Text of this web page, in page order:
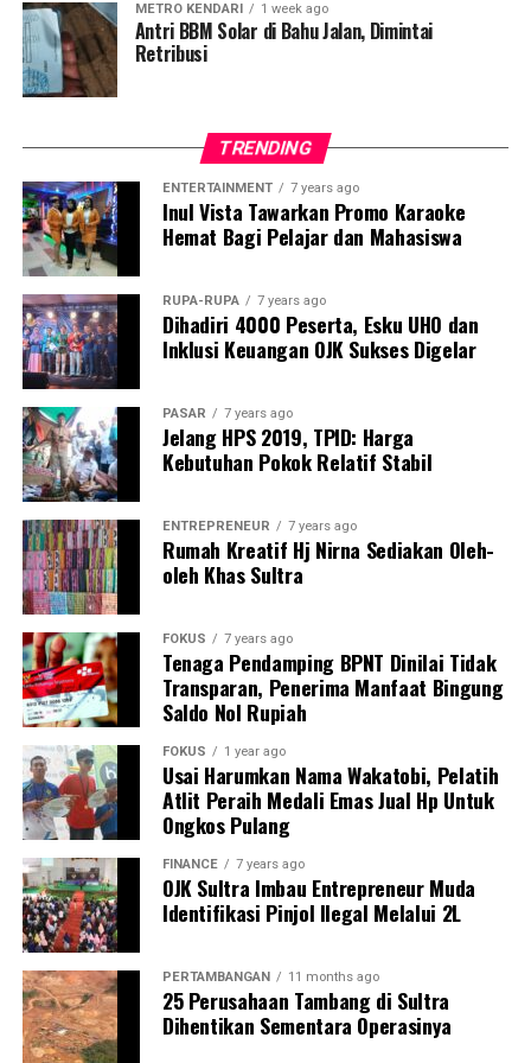
Sumber : kemenpar.go.id
Laporan : Icha
Editor : Tam
Hal ini akan menjadi syarat utama peran penghubung
(Hub) Maritim di wilayah ini. ”Misi ini adalah misa
bersama Kota Baubau dan Kabupaten sekitarnya,”
ujarnya.
Sementara itu, Pj Sekda Kota Baubau La Ode Aswad,
S.Sos, M.Si kepada sejumlah media mengungkapkan,
Pemkot Baubau sudah menyiapkan mekanisme soal
subsidi. Dan tinggal menunggu waktu penandatanganan
MoU antara Pemkot Baubau dan maskapai penerbangan.
”Kita menunggu waktu yang tepat dan kita berusaha
akhir tahun ini bisa kita tandatangan sehingga Januari
sudah bisa berjalan sesuai harapan kita,” ungkapnya.
Ditempat yang sama, Wakil Ketua DPRD Kota Baubau
Adriansyah Farmin memberikan apresiasi terhadap
seluruh pihak yang mendukung datangnya Super Air jet
di Kota Baubau.
DPRD Kota Baubau berkomitmen untuk mendukung
segala macam upaya pemerintah, dalam hal ini Pj Wali
Kota Baubau beserta seluruh jajarannya untuk
memberikan subsidi anggaran terhadap pihak maskapai,
agar operasional mereka dalam melayani penerbangan
rute ke Baubau ini berjalan lancar.
Sementara, Pilot pesawat Airbus A320-200 Kapten
Wisnu Yuda menilai kondisi landasan pacu Bandara
Betoambari sekarang sudah bagus dan sangat berbeda
ketika pihaknya landing tahun 2020 dengan pesawat
yang lebih kecil (ATR) dan sekarang dengan Air Bus
dengan kondisinya jauh lebih bagus.
Demikian juga dengan Kondisi cuaca yang bagus
sehingga Airbus A320-220 mendarat dengan baik.
”Untuk landasan ini sendiri saya rasa sudah cukup
METRO KENDARI 1 week ago
Antri BBM Solar di Bahu Jalan, Dimintai
Retribusi
TRENDING
ENTERTAINMENT 7 years ago
Inul Vista Tawarkan Promo Karaoke
Hemat Bagi Pelajar dan Mahasiswa
RUPA-RUPA 7 years ago
Dihadiri 4000 Peserta, Esku UHO dan
Inklusi Keuangan OJK Sukses Digelar
PASAR 7 years ago
Jelang HPS 2019, TPID: Harga
Kebutuhan Pokok Relatif Stabil
ENTREPRENEUR 7 years ago
Rumah Kreatif Hj Nirna Sediakan Oleh-
oleh Khas Sultra
FOKUS 7 years ago
Tenaga Pendamping BPNT Dinilai Tidak
Transparan, Penerima Manfaat Bingung
Saldo Nol Rupiah
FOKUS 1 year ago
Usai Harumkan Nama Wakatobi, Pelatih
Atlit Peraih Medali Emas Jual Hp Untuk
Ongkos Pulang
FINANCE 7 years ago
OJK Sultra Imbau Entrepreneur Muda
Identifikasi Pinjol Ilegal Melalui 2L
PERTAMBANGAN 11 months ago
25 Perusahaan Tambang di Sultra
Dihentikan Sementara Operasinya